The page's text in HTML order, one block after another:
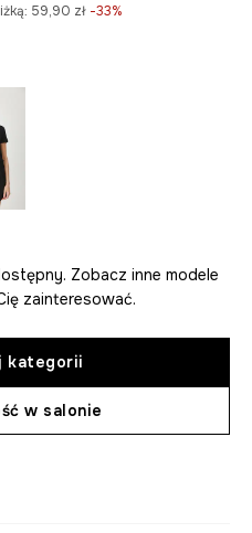
59,90 zł -33%
Zobacz inne modele
zainteresować.
kategorii
w salonie